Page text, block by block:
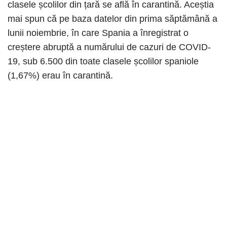
clasele școlilor din țară se află în carantină. Aceștia
mai spun că pe baza datelor din prima săptămână a
lunii noiembrie, în care Spania a înregistrat o
creștere abruptă a numărului de cazuri de COVID-
19, sub 6.500 din toate clasele școlilor spaniole
(1,67%) erau în carantină.